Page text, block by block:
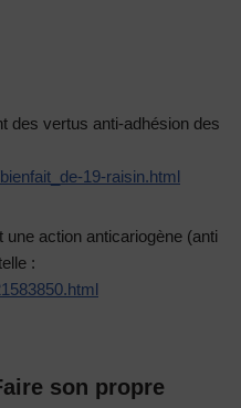
des vertus anti-adhésion des
19-raisin.html
une action anticariogène (anti
:
son propre